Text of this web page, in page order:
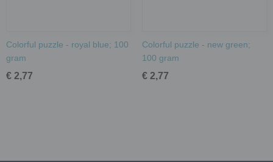
Colorful puzzle - royal blue; 100
gram
€ 2,77
Colorful puzzle - new green;
100 gram
€ 2,77